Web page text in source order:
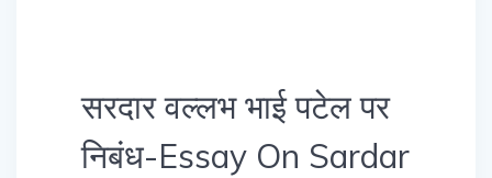
सरदार वल्लभ भाई पटेल पर
निबंध-Essay On Sardar